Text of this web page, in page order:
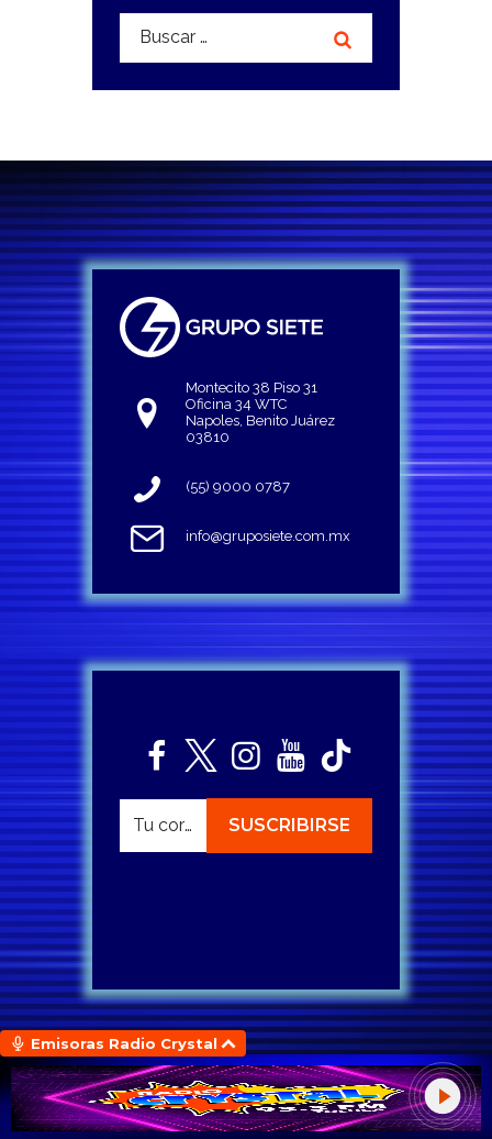
Buscar:
Montecito 38 Piso 31
Oficina 34 WTC
Napoles, Benito Juárez
03810
(55) 9000 0787
info@gruposiete.com.mx
Emisoras Radio Crystal